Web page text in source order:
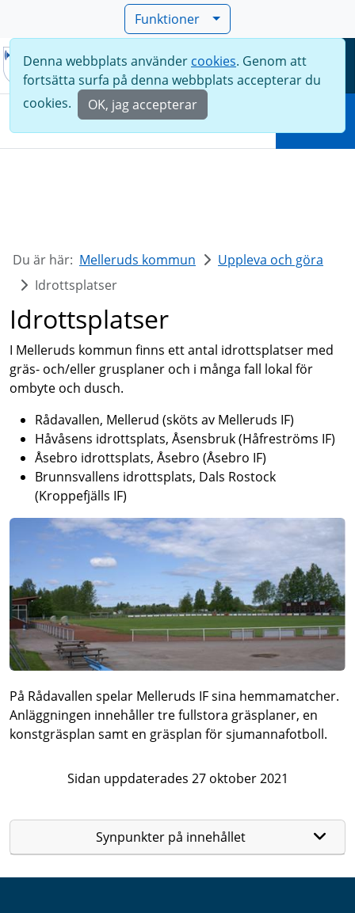
Funktioner
Meny
Denna webbplats använder cookies. Genom att
fortsätta surfa på denna webbplats accepterar du
cookies.
OK, jag accepterar
Du är här: Melleruds kommun
Uppleva och göra
Idrottsplatser
Idrottsplatser
I Melleruds kommun finns ett antal idrottsplatser med
gräs- och/eller grusplaner och i många fall lokal för
ombyte och dusch.
Rådavallen, Mellerud (sköts av Melleruds IF)
Håvåsens idrottsplats, Åsensbruk (Håfreströms IF)
Åsebro idrottsplats, Åsebro (Åsebro IF)
Brunnsvallens idrottsplats, Dals Rostock
(Kroppefjälls IF)
På Rådavallen spelar Melleruds IF sina hemmamatcher.
Anläggningen innehåller tre fullstora gräsplaner, en
konstgräsplan samt en gräsplan för sjumannafotboll.
Sidan uppdaterades 27 oktober 2021
Synpunkter på innehållet